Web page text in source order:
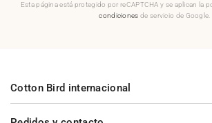
Esta página está protegido por reCAPTCHA y se aplican la
condiciones de servicio de Google.
Cotton Bird internacional